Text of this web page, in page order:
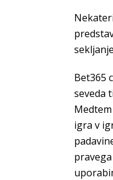
Bet365
seveda
igra v